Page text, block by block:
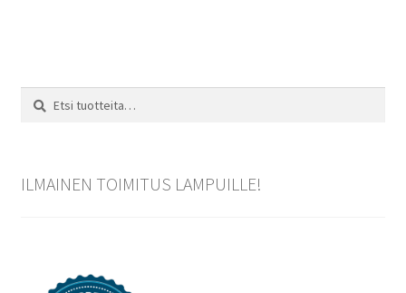
Etsi:
Haku
ILMAINEN TOIMITUS LAMPUILLE!